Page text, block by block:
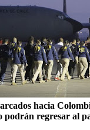
hacia
regresar al